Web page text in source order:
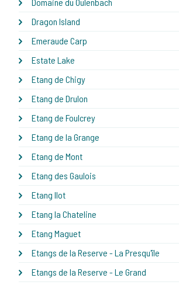
Domaine du Oulenbach
Dragon Island
Emeraude Carp
Estate Lake
Etang de Chigy
Etang de Drulon
Etang de Foulcrey
Etang de la Grange
Etang de Mont
Etang des Gaulois
Etang Ilot
Etang la Chateline
Etang Maguet
Etangs de la Reserve - La Presqu'île
Etangs de la Reserve - Le Grand